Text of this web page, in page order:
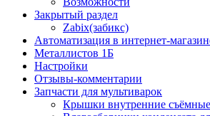
Закрытый раздел
Zabix(забикс)
Автоматизация в интернет-
Металлистов 1Б
Настройки
Отзывы-комментарии
Запчасти для мультиварок
Крышки внутренние съёмные